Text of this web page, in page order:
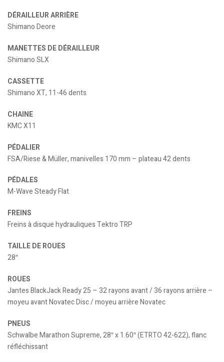
DÉRAILLEUR ARRIÈRE
Shimano Deore
MANETTES DE DÉRAILLEUR
Shimano SLX
CASSETTE
Shimano XT, 11-46 dents
CHAINE
KMC X11
PÉDALIER
FSA/Riese & Müller, manivelles 170 mm – plateau 42 dents
PÉDALES
M-Wave Steady Flat
FREINS
Freins à disque hydrauliques Tektro TRP
TAILLE DE ROUES
28″
ROUES
Jantes BlackJack Ready 25 – 32 rayons avant / 36 rayons arrière –
moyeu avant Novatec Disc / moyeu arrière Novatec
PNEUS
Schwalbe Marathon Supreme, 28″ x 1.60″ (ETRTO 42-622), flanc
réfléchissant